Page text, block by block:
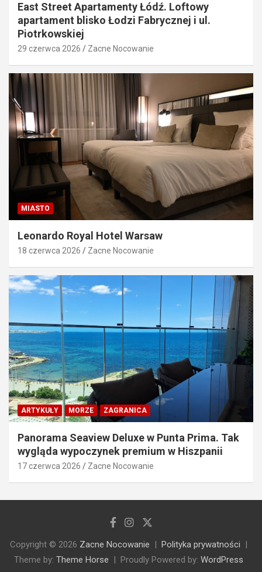
East Street Apartamenty Łódź. Loftowy
apartament blisko Łodzi Fabrycznej i ul.
Piotrkowskiej
29 czerwca 2026 Zacne Nocowanie
MIASTO
Leonardo Royal Hotel Warsaw
18 czerwca 2026 Zacne Nocowanie
ARTYKUŁY MORZE ZAGRANICA
Panorama Seaview Deluxe w Punta Prima. Tak
wygląda wypoczynek premium w Hiszpanii
17 czerwca 2026 Zacne Nocowanie
Copyright © 2026 Zacne Nocowanie
Polityka prywatności
Theme by: Theme Horse Proudly Powered by: WordPress